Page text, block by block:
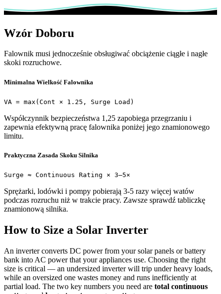
Wzór Doboru
Falownik musi jednocześnie obsługiwać obciążenie ciągłe i nagłe
skoki rozruchowe.
Minimalna Wielkość Falownika
VA = max(Cont × 1.25, Surge Load)
Współczynnik bezpieczeństwa 1,25 zapobiega przegrzaniu i
zapewnia efektywną pracę falownika poniżej jego znamionowego
limitu.
Praktyczna Zasada Skoku Silnika
Surge ≈ Continuous Rating × 3–5×
Sprężarki, lodówki i pompy pobierają 3-5 razy więcej watów
podczas rozruchu niż w trakcie pracy. Zawsze sprawdź tabliczkę
znamionową silnika.
How to Size a Solar Inverter
An inverter converts DC power from your solar panels or battery
bank into AC power that your appliances use. Choosing the right
size is critical — an undersized inverter will trip under heavy loads,
while an oversized one wastes money and runs inefficiently at
partial load. The two key numbers you need are total continuous